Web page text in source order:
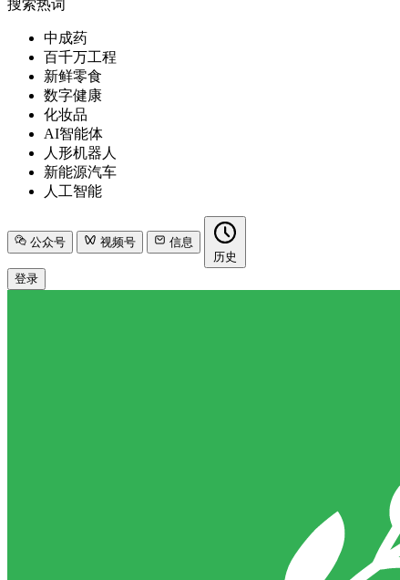
搜索热词
中成药
百千万工程
新鲜零食
数字健康
化妆品
AI智能体
人形机器人
新能源汽车
人工智能
公众号 视频号
信息
历史
登录